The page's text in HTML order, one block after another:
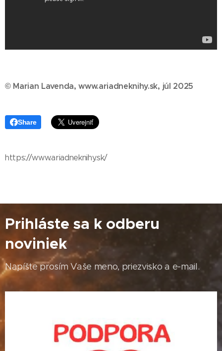
© Marian Lavenda, www.ariadneknihy.sk, júl 2025
Share
https://www.ariadneknihy.sk/
Prihláste sa k odberu
noviniek
Napíšte prosím Vaše meno, priezvisko a e-mail.